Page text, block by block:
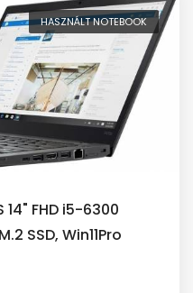
HASZNÁLT NOTEBOOK
FHD i5-6300
SSD, Win11Pro